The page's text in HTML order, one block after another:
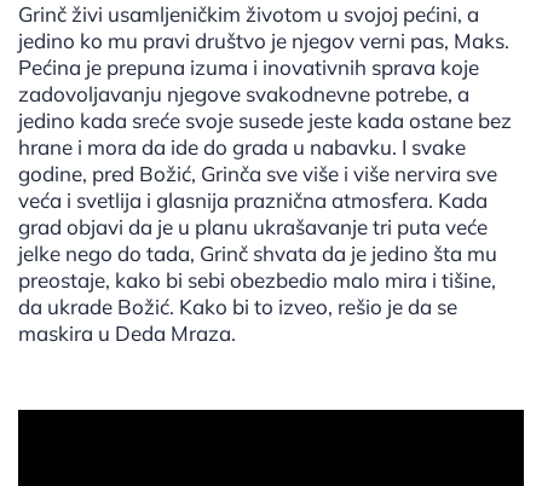
Grinč živi usamljeničkim životom u svojoj pećini, a
jedino ko mu pravi društvo je njegov verni pas, Maks.
Pećina je prepuna izuma i inovativnih sprava koje
zadovoljavanju njegove svakodnevne potrebe, a
jedino kada sreće svoje susede jeste kada ostane bez
hrane i mora da ide do grada u nabavku. I svake
godine, pred Božić, Grinča sve više i više nervira sve
veća i svetlija i glasnija praznična atmosfera. Kada
grad objavi da je u planu ukrašavanje tri puta veće
jelke nego do tada, Grinč shvata da je jedino šta mu
preostaje, kako bi sebi obezbedio malo mira i tišine,
da ukrade Božić. Kako bi to izveo, rešio je da se
maskira u Deda Mraza.